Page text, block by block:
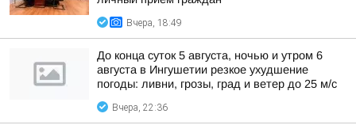
Вчера, 18:49
До конца суток 5 августа, ночью и утром 6
августа в Ингушетии резкое ухудшение
погоды: ливни, грозы, град и ветер до 25 м/с
Вчера, 22:36